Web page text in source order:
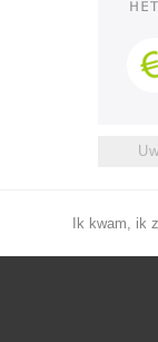
Ik kwam, ik